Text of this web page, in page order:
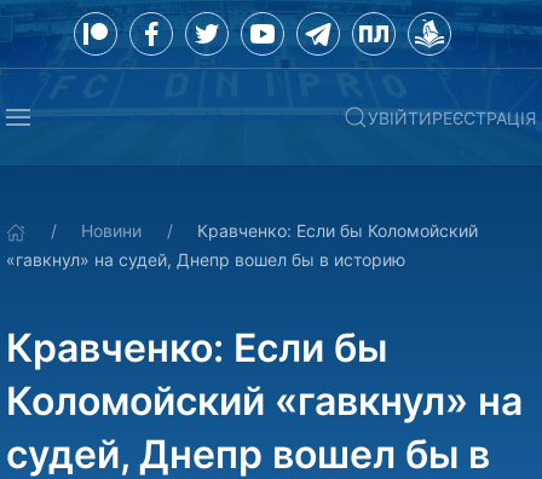
УВІЙТИРЕЄСТРАЦІЯ
Новини
Кравченко: Если бы Коломойский
«гавкнул» на судей, Днепр вошел бы в историю
Кравченко: Если бы
Коломойский «гавкнул» на
судей, Днепр вошел бы в